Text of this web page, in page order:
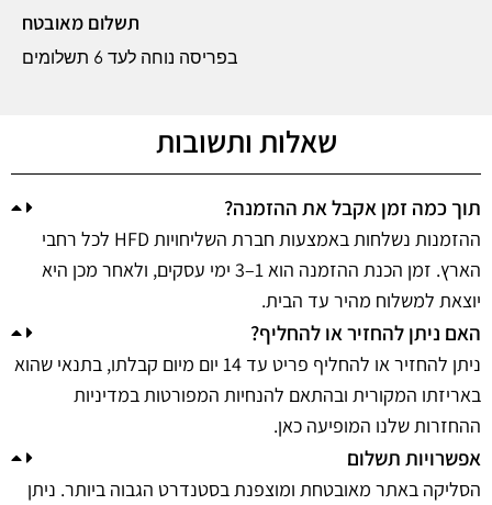
תשלום מאובטח
בפריסה נוחה לעד 6 תשלומים
שאלות ותשובות
תוך כמה זמן אקבל את ההזמנה?
ההזמנות נשלחות באמצעות חברת השליחויות HFD לכל רחבי
הארץ. זמן הכנת ההזמנה הוא 1–3 ימי עסקים, ולאחר מכן היא
יוצאת למשלוח מהיר עד הבית.
האם ניתן להחזיר או להחליף?
ניתן להחזיר או להחליף פריט עד 14 יום מיום קבלתו, בתנאי שהוא
באריזתו המקורית ובהתאם להנחיות המפורטות במדיניות
ההחזרות שלנו המופיעה כאן.
אפשרויות תשלום
הסליקה באתר מאובטחת ומוצפנת בסטנדרט הגבוה ביותר. ניתן